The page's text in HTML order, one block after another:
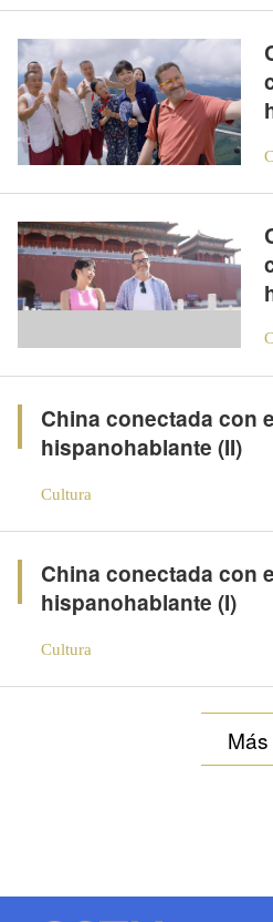
China conectada con
hispanohablante (II)
Cultura
China conectada con
hispanohablante (I)
Cultura
Más